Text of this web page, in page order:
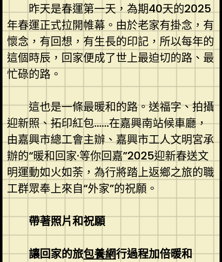
昨天是春運第一天，為期40天的2025
年春運正式拉開帷幕。由於老家有掛念，有
懷念，有回想，有生長的印記，所以每年的
這個時辰，回家便成了世上最迫切的路、最
忙碌的路。
這也是一條最暖和的路。送福字、拍攝
迎新照、拓印紅包……在嘉興南站候車廳，
由嘉興市總工會主辦、嘉興市工人文明宮承
辦的“暖和回家·等你回嘉”2025迎新春送文
明運動如火如荼，為行將踏上返鄉之旅的職
工群眾奉上來自“外家”的祝願。
帶著照片和祝願
讓回家的旅包養網行過程加倍暖和